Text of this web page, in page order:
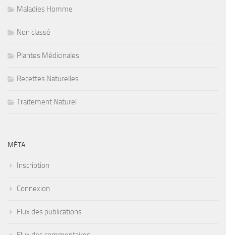
Maladies Homme
Non classé
Plantes Médicinales
Recettes Naturelles
Traitement Naturel
MÉTA
Inscription
Connexion
Flux des publications